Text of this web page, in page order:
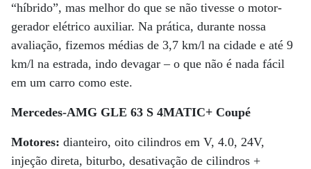
“híbrido”, mas melhor do que se não tivesse o motor-
gerador elétrico auxiliar. Na prática, durante nossa
avaliação, fizemos médias de 3,7 km/l na cidade e até 9
km/l na estrada, indo devagar – o que não é nada fácil
em um carro como este.
Mercedes-AMG GLE 63 S 4MATIC+ Coupé
Motores: dianteiro, oito cilindros em V, 4.0, 24V,
injeção direta, biturbo, desativação de cilindros +